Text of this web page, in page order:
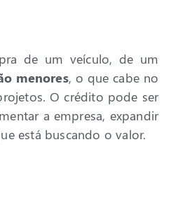
de um veículo, de um
menores, o que cabe no
O crédito pode ser
a empresa, expandir
está buscando o valor.